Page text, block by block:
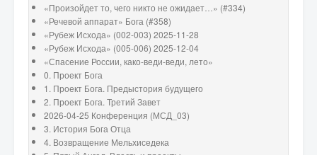
«Произойдет то, чего никто не ожидает…» (#334)
«Речевой аппарат» Бога (#358)
«Рубеж Исхода» (002-003) 2025-11-28
«Рубеж Исхода» (005-006) 2025-12-04
«Спасение России, како-веди-веди, лето»
0. Проект Бога
1. Проект Бога. Предыстория будущего
2. Проект Бога. Третий Завет
2026-04-25 Конференция (МСД_03)
3. История Бога Отца
4. Возвращение Мельхиседека